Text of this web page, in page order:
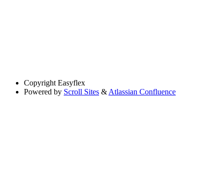
Copyright Easyflex
Powered by Scroll Sites & Atlassian Confluence